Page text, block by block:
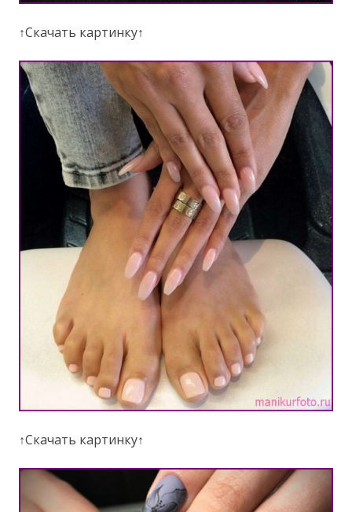
↑Скачать картинку↑
↑Скачать картинку↑